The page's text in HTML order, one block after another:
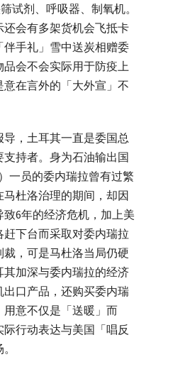
筛试剂、呼吸器、制氧机。
还会有多架货机会飞抵卡
伴手礼」雪中送炭相赠委
品会不会实际用于防疫上
在言外的「大外宣」不
，土耳其一直是委国总
持者。身为石油输出国
一员的委内瑞拉曾有过繁
杜洛治理的期间，却因
致6年的经济危机，加上美
赶下台而采取对委内瑞拉
裁，可是马杜洛当局仍硬
其加深与委内瑞拉的经济
出口产品，还购买委内瑞
用意不仅是「送暖」而
际行动表达与美国「唱反